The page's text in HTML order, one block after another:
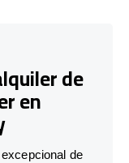
de
en
de